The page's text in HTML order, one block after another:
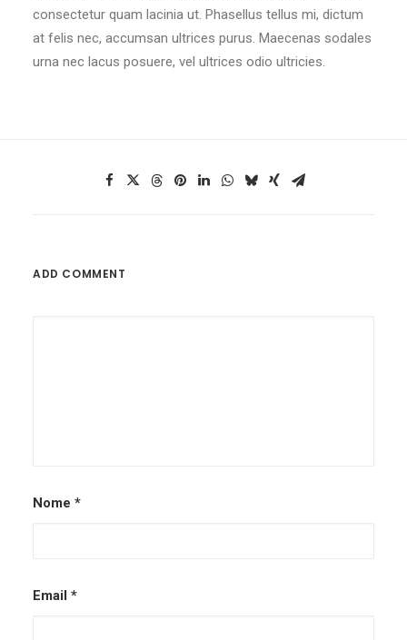
consectetur quam lacinia ut. Phasellus tellus mi, dictum
at felis nec, accumsan ultrices purus. Maecenas sodales
urna nec lacus posuere, vel ultrices odio ultricies.
ADD COMMENT
Nome *
Email *